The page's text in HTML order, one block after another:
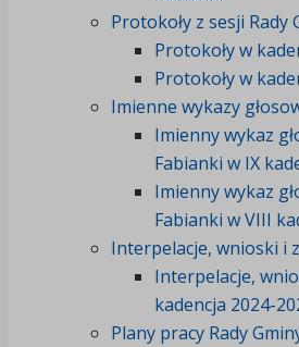
Protokoły z sesji Rady
Protokoły w
Protokoły w
Imienne wykazy
Imienny wykaz
Fabianki w IX
Imienny wykaz
Fabianki w VIII
Interpelacje, wnioski i
Interpelacje,
kadencja 2024-
Plany pracy Rady